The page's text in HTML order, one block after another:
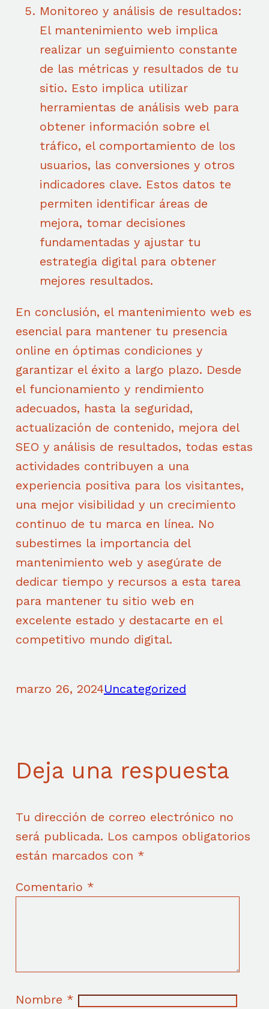
Monitoreo y análisis de resultados:
El mantenimiento web implica
realizar un seguimiento constante
de las métricas y resultados de tu
sitio. Esto implica utilizar
herramientas de análisis web para
obtener información sobre el
tráfico, el comportamiento de los
usuarios, las conversiones y otros
indicadores clave. Estos datos te
permiten identificar áreas de
mejora, tomar decisiones
fundamentadas y ajustar tu
estrategia digital para obtener
mejores resultados.
En conclusión, el mantenimiento web es
esencial para mantener tu presencia
online en óptimas condiciones y
garantizar el éxito a largo plazo. Desde
el funcionamiento y rendimiento
adecuados, hasta la seguridad,
actualización de contenido, mejora del
SEO y análisis de resultados, todas estas
actividades contribuyen a una
experiencia positiva para los visitantes,
una mejor visibilidad y un crecimiento
continuo de tu marca en línea. No
subestimes la importancia del
mantenimiento web y asegúrate de
dedicar tiempo y recursos a esta tarea
para mantener tu sitio web en
excelente estado y destacarte en el
competitivo mundo digital.
marzo 26, 2024Uncategorized
Deja una respuesta
Tu dirección de correo electrónico no
será publicada. Los campos obligatorios
están marcados con *
Comentario *
Nombre *